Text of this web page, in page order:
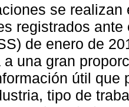
se
registrados
de enero de
a una gran
útil que
tipo de